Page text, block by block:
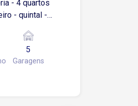
- 4 quartos
- quintal -
5
Garagens